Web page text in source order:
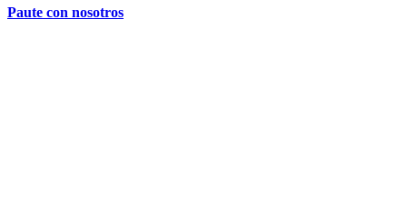
Paute con nosotros